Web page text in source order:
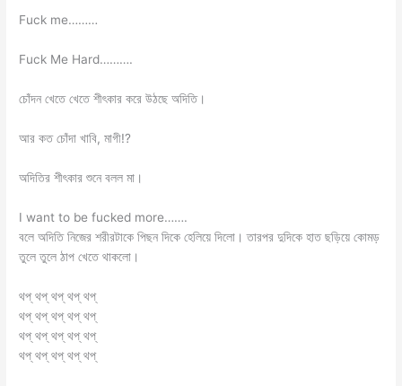
Fuck me………
Fuck Me Hard……….
চোঁদন খেতে খেতে শীৎকার করে উঠছে অদিতি।
আর কত চোঁদা খাবি, মাগী!?
অদিতির শীৎকার শুনে বলল মা।
I want to be fucked more…….
বলে অদিতি নিজের শরীরটাকে পিছন দিকে হেলিয়ে দিলো। তারপর দুদিকে হাত ছড়িয়ে কোমড়
তুলে তুলে ঠাপ খেতে থাকলো।
থপ্ থপ্ থপ্ থপ্ থপ্
থপ্ থপ্ থপ্ থপ্ থপ্
থপ্ থপ্ থপ্ থপ্ থপ্
থপ্ থপ্ থপ্ থপ্ থপ্